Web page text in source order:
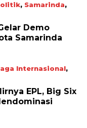
, Samarinda,
Demo
Samarinda
Internasional,
EPL, Big Six